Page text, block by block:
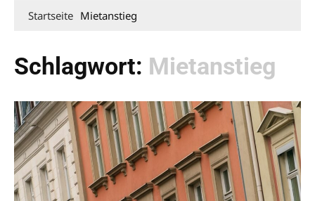
Startseite Mietanstieg
Schlagwort: Mietanstieg